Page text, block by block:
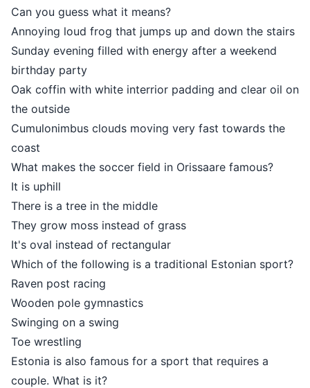
Can you guess what it means?
Annoying loud frog that jumps up and down the stairs
Sunday evening filled with energy after a weekend
birthday party
Oak coffin with white interrior padding and clear oil on
the outside
Cumulonimbus clouds moving very fast towards the
coast
What makes the soccer field in Orissaare famous?
It is uphill
There is a tree in the middle
They grow moss instead of grass
It's oval instead of rectangular
Which of the following is a traditional Estonian sport?
Raven post racing
Wooden pole gymnastics
Swinging on a swing
Toe wrestling
Estonia is also famous for a sport that requires a
couple. What is it?